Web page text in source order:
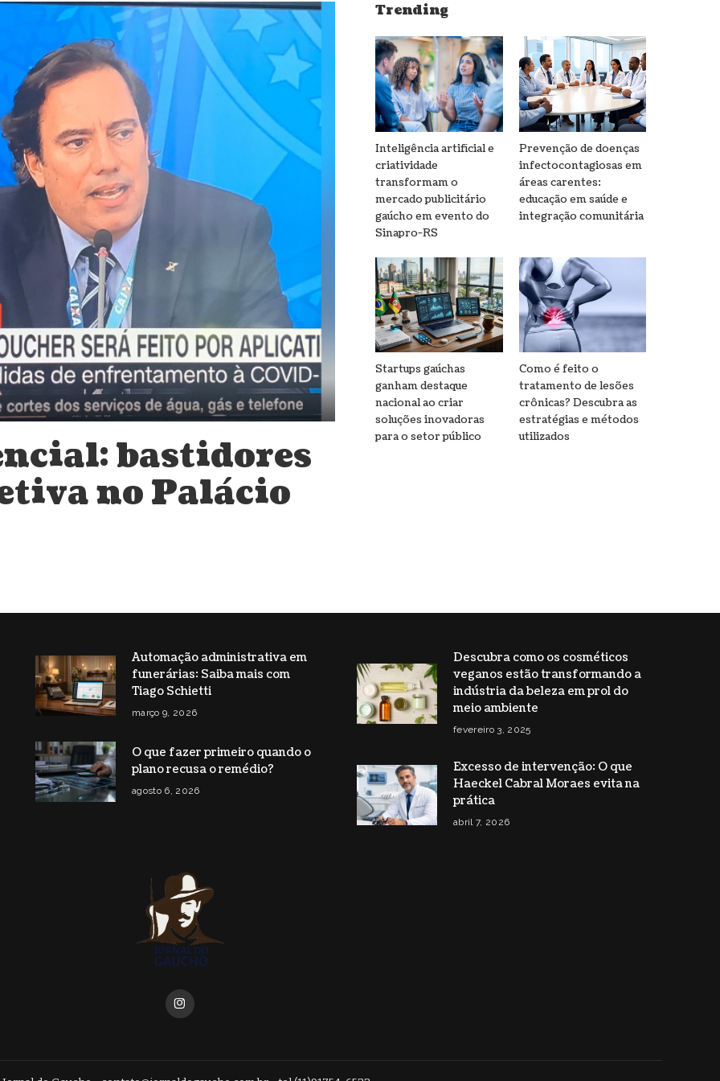
bastidores
no Palácio
Trending
Inteligência artificial e
criatividade
transformam o
mercado publicitário
gaúcho em evento do
Sinapro-RS
Prevenção de doenças
infectocontagiosas em
áreas carentes:
educação em saúde e
integração comunitária
Startups gaúchas
ganham destaque
nacional ao criar
soluções inovadoras
para o setor público
Como é feito o
tratamento de lesões
crônicas? Descubra as
estratégias e métodos
utilizados
Automação administrativa em
funerárias: Saiba mais com
Tiago Schietti
março 9, 2026
O que fazer primeiro quando o
plano recusa o remédio?
agosto 6, 2026
Descubra como os cosméticos
veganos estão transformando a
indústria da beleza em prol do
meio ambiente
fevereiro 3, 2025
Excesso de intervenção: O que
Haeckel Cabral Moraes evita na
prática
abril 7, 2026